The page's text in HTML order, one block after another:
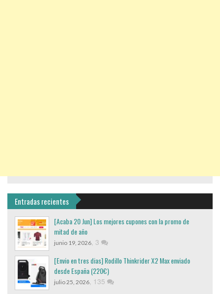
Entradas recientes
[Acaba 20 Jun] Los mejores cupones con la promo de
mitad de año
junio 19, 2026, 3
[Envio en tres dias] Rodillo Thinkrider X2 Max enviado
desde España (220€)
julio 25, 2026, 135